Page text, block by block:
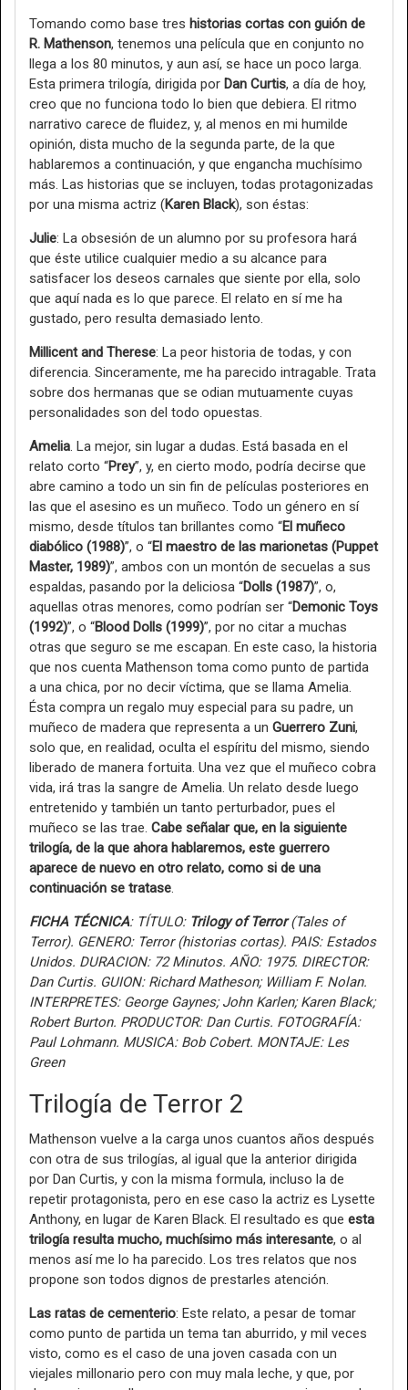
Tomando como base tres historias cortas con guión de
R. Mathenson, tenemos una película que en conjunto no
llega a los 80 minutos, y aun así, se hace un poco larga.
Esta primera trilogía, dirigida por Dan Curtis, a día de hoy,
creo que no funciona todo lo bien que debiera. El ritmo
narrativo carece de fluidez, y, al menos en mi humilde
opinión, dista mucho de la segunda parte, de la que
hablaremos a continuación, y que engancha muchísimo
más. Las historias que se incluyen, todas protagonizadas
por una misma actriz (Karen Black), son éstas:
Julie: La obsesión de un alumno por su profesora hará
que éste utilice cualquier medio a su alcance para
satisfacer los deseos carnales que siente por ella, solo
que aquí nada es lo que parece. El relato en sí me ha
gustado, pero resulta demasiado lento.
Millicent and Therese: La peor historia de todas, y con
diferencia. Sinceramente, me ha parecido intragable. Trata
sobre dos hermanas que se odian mutuamente cuyas
personalidades son del todo opuestas.
Amelia. La mejor, sin lugar a dudas. Está basada en el
relato corto “Prey”, y, en cierto modo, podría decirse que
abre camino a todo un sin fin de películas posteriores en
las que el asesino es un muñeco. Todo un género en sí
mismo, desde títulos tan brillantes como “El muñeco
diabólico (1988)”, o “El maestro de las marionetas (Puppet
Master, 1989)”, ambos con un montón de secuelas a sus
espaldas, pasando por la deliciosa “Dolls (1987)”, o,
aquellas otras menores, como podrían ser “Demonic Toys
(1992)”, o “Blood Dolls (1999)”, por no citar a muchas
otras que seguro se me escapan. En este caso, la historia
que nos cuenta Mathenson toma como punto de partida
a una chica, por no decir víctima, que se llama Amelia.
Ésta compra un regalo muy especial para su padre, un
muñeco de madera que representa a un Guerrero Zuni,
solo que, en realidad, oculta el espíritu del mismo, siendo
liberado de manera fortuita. Una vez que el muñeco cobra
vida, irá tras la sangre de Amelia. Un relato desde luego
entretenido y también un tanto perturbador, pues el
muñeco se las trae. Cabe señalar que, en la siguiente
trilogía, de la que ahora hablaremos, este guerrero
aparece de nuevo en otro relato, como si de una
continuación se tratase.
FICHA TÉCNICA: TÍTULO: Trilogy of Terror(Tales of
Terror). GENERO: Terror (historias cortas). PAIS: Estados
Unidos. DURACION: 72 Minutos. AÑO: 1975. DIRECTOR:
Dan Curtis. GUION: Richard Matheson; William F. Nolan.
INTERPRETES: George Gaynes; John Karlen; Karen Black;
Robert Burton. PRODUCTOR: Dan Curtis. FOTOGRAFÍA:
Paul Lohmann. MUSICA: Bob Cobert. MONTAJE: Les
Green
Trilogía de Terror 2
Mathenson vuelve a la carga unos cuantos años después
con otra de sus trilogías, al igual que la anterior dirigida
por Dan Curtis, y con la misma formula, incluso la de
repetir protagonista, pero en ese caso la actriz es Lysette
Anthony, en lugar de Karen Black. El resultado es que esta
trilogía resulta mucho, muchísimo más interesante, o al
menos así me lo ha parecido. Los tres relatos que nos
propone son todos dignos de prestarles atención.
Las ratas de cementerio: Este relato, a pesar de tomar
como punto de partida un tema tan aburrido, y mil veces
visto, como es el caso de una joven casada con un
viejales millonario pero con muy mala leche, y que, por